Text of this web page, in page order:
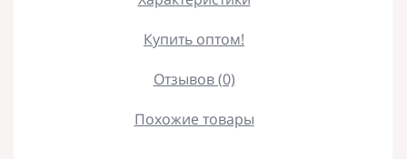
Купить оптом!
Отзывов (0)
Похожие товары